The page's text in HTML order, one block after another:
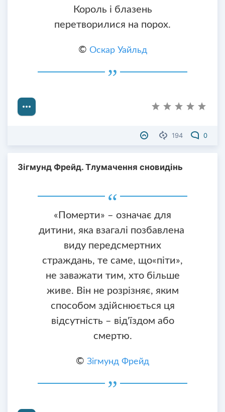
Король і блазень
перетворилися на порох.
© Оскар Уайльд
194 0
Зігмунд Фрейд. Тлумачення сновидінь
«Померти» – означає для
дитини, яка взагалі позбавлена ​​
виду передсмертних
страждань, те саме, що«піти»,
не заважати тим, хто більше
живе. Він не розрізняє, яким
способом здійснюється ця
відсутність – від'їздом або
смертю.
© Зігмунд Фрейд